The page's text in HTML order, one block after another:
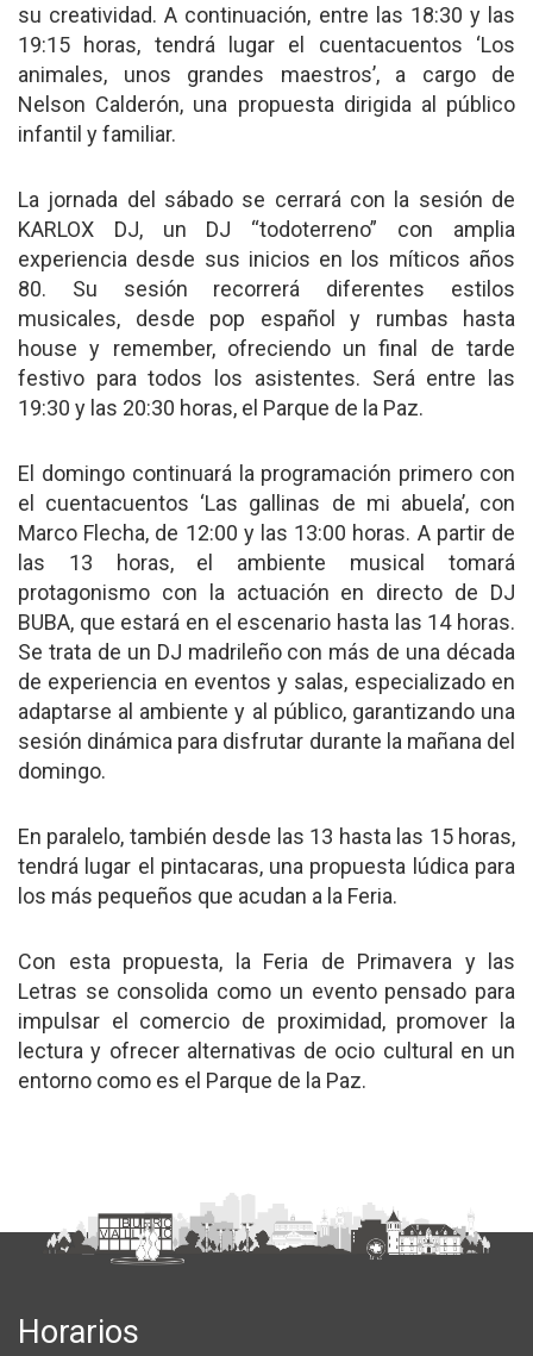
su creatividad. A continuación, entre las 18:30 y las
19:15 horas, tendrá lugar el cuentacuentos ‘Los
animales, unos grandes maestros’, a cargo de
Nelson Calderón, una propuesta dirigida al público
infantil y familiar.
La jornada del sábado se cerrará con la sesión de
KARLOX DJ, un DJ “todoterreno” con amplia
experiencia desde sus inicios en los míticos años
80. Su sesión recorrerá diferentes estilos
musicales, desde pop español y rumbas hasta
house y remember, ofreciendo un final de tarde
festivo para todos los asistentes. Será entre las
19:30 y las 20:30 horas, el Parque de la Paz.
El domingo continuará la programación primero con
el cuentacuentos ‘Las gallinas de mi abuela’, con
Marco Flecha, de 12:00 y las 13:00 horas. A partir de
las 13 horas, el ambiente musical tomará
protagonismo con la actuación en directo de DJ
BUBA, que estará en el escenario hasta las 14 horas.
Se trata de un DJ madrileño con más de una década
de experiencia en eventos y salas, especializado en
adaptarse al ambiente y al público, garantizando una
sesión dinámica para disfrutar durante la mañana del
domingo.
En paralelo, también desde las 13 hasta las 15 horas,
tendrá lugar el pintacaras, una propuesta lúdica para
los más pequeños que acudan a la Feria.
Con esta propuesta, la Feria de Primavera y las
Letras se consolida como un evento pensado para
impulsar el comercio de proximidad, promover la
lectura y ofrecer alternativas de ocio cultural en un
entorno como es el Parque de la Paz.
Horarios